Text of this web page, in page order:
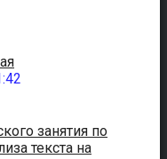
занятия по
текста на